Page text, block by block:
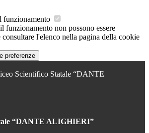
funzionamento
funzionamento non possono essere
l'elenco nella pagina della cookie
preferenze
Scientifico Statale “DANTE
“DANTE ALIGHIERI”